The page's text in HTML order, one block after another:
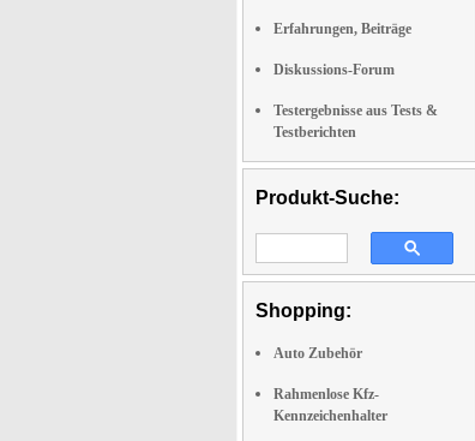
Erfahrungen, Beiträge
Diskussions-Forum
Testergebnisse aus Tests &
Testberichten
Produkt-Suche:
Shopping:
Auto Zubehör
Rahmenlose Kfz-
Kennzeichenhalter